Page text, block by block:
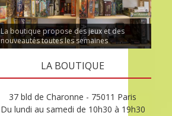
La boutique propose des jeux et des
nouveautés toutes les semaines
LA BOUTIQUE
37 bld de Charonne - 75011 Paris
Du lundi au samedi de 10h30 à 19h30